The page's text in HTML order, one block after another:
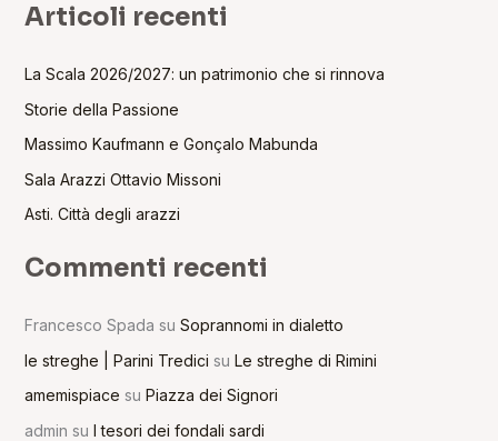
Articoli recenti
La Scala 2026/2027: un patrimonio che si rinnova
Storie della Passione
Massimo Kaufmann e Gonçalo Mabunda
Sala Arazzi Ottavio Missoni
Asti. Città degli arazzi
Commenti recenti
Francesco Spada su Soprannomi in dialetto
le streghe | Parini Tredici su Le streghe di Rimini
amemispiace su Piazza dei Signori
admin su I tesori dei fondali sardi